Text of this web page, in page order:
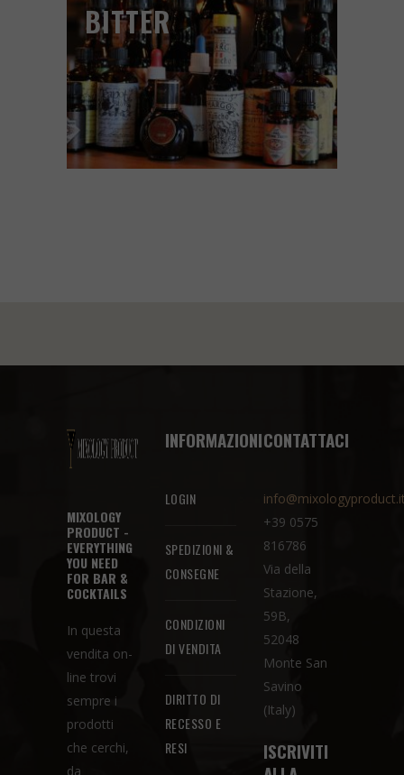
BITTER
MIXOLOGY
PRODUCT -
EVERYTHING
YOU NEED
FOR BAR &
COCKTAILS
In questa
vendita on-
line trovi
sempre i
prodotti
che cerchi,
da
INFORMAZIONI
LOGIN
SPEDIZIONI &
CONSEGNE
CONDIZIONI
DI VENDITA
DIRITTO DI
RECESSO E
RESI
CONTATTACI
+39 0575
816786
Via della
Stazione,
59B,
52048
Monte San
Savino
(Italy)
ISCRIVITI